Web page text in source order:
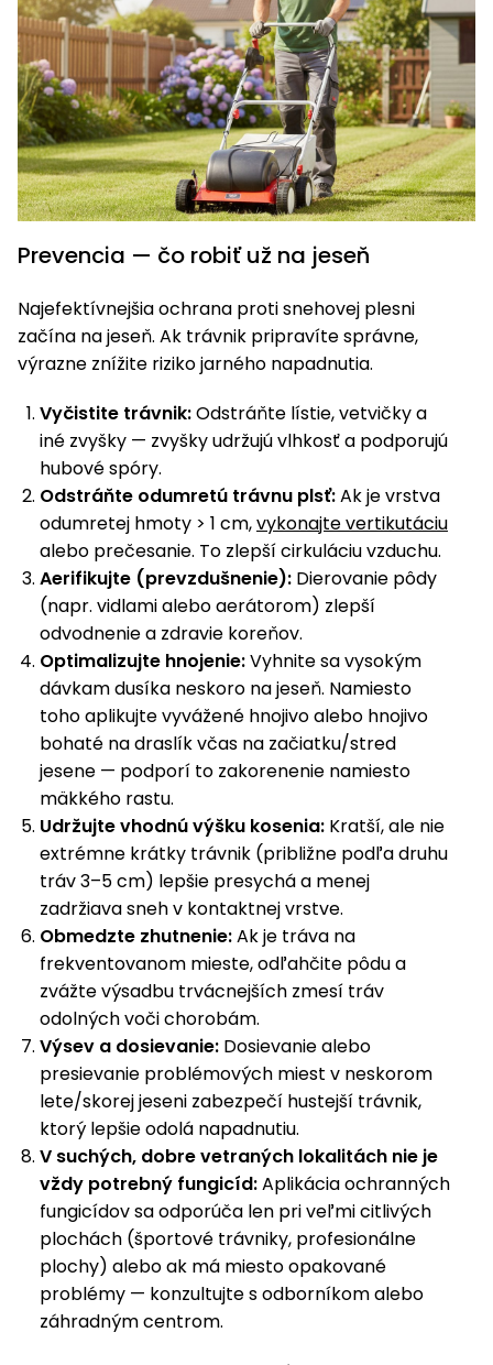
Vysokotlakové
umývačky
Zametacie
stroje
Snežné
frézy
a lopaty
Postrekovače
a rosiče
Príslušenstvo
Bagre
Prevencia — čo robiť už na jeseň
Najefektívnejšia ochrana proti snehovej plesni
začína na jeseň. Ak trávnik pripravíte správne,
výrazne znížite riziko jarného napadnutia.
Vyčistite trávnik:Odstráňte lístie, vetvičky a
iné zvyšky — zvyšky udržujú vlhkosť a podporujú
hubové spóry.
Odstráňte odumretú trávnu plsť:Ak je vrstva
odumretej hmoty > 1 cm,vykonajte vertikutáciu
alebo prečesanie. To zlepší cirkuláciu vzduchu.
Aerifikujte (prevzdušnenie): Dierovanie pôdy
(napr. vidlami alebo aerátorom) zlepší
odvodnenie a zdravie koreňov.
Optimalizujte hnojenie:Vyhnite sa vysokým
dávkam dusíka neskoro na jeseň. Namiesto
toho aplikujte vyvážené hnojivo alebo hnojivo
bohaté na draslík včas na začiatku/stred
jesene — podporí to zakorenenie namiesto
mäkkého rastu.
Udržujte vhodnú výšku kosenia: Kratší, ale nie
extrémne krátky trávnik (približne podľa druhu
tráv 3–5 cm) lepšie presychá a menej
zadržiava sneh v kontaktnej vrstve.
Obmedzte zhutnenie:Ak je tráva na
frekventovanom mieste, odľahčite pôdu a
zvážte výsadbu trvácnejších zmesí tráv
odolných voči chorobám.
Výsev a dosievanie: Dosievanie alebo
presievanie problémových miest v neskorom
lete/skorej jeseni zabezpečí hustejší trávnik,
ktorý lepšie odolá napadnutiu.
V suchých, dobre vetraných lokalitách nie je
vždy potrebný fungicíd:Aplikácia ochranných
fungicídov sa odporúča len pri veľmi citlivých
plochách (športové trávniky, profesionálne
plochy) alebo ak má miesto opakované
problémy — konzultujte s odborníkom alebo
záhradným centrom.